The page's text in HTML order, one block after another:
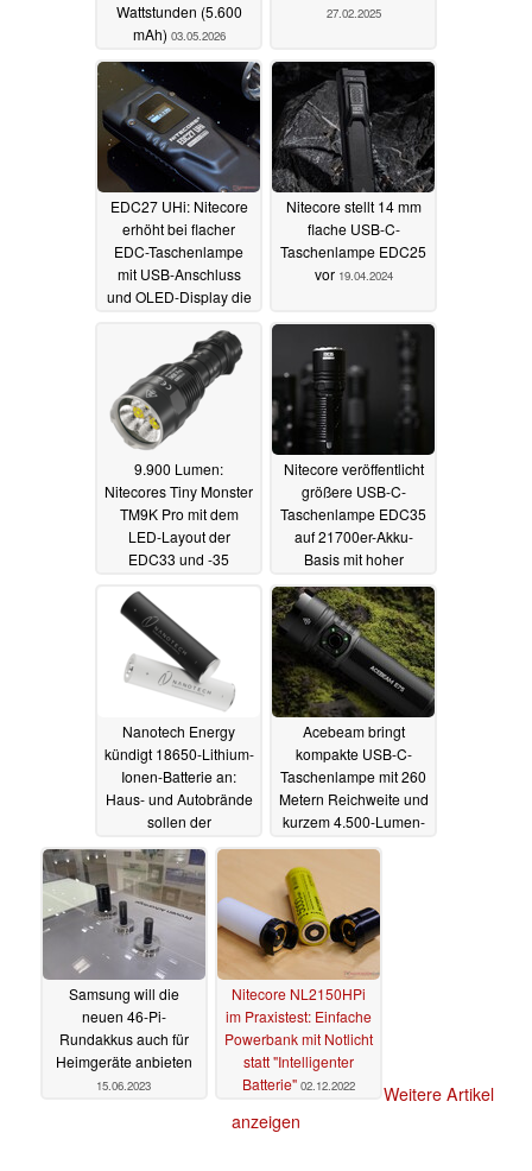
Wattstunden (5.600
mAh) 03.05.2026
27.02.2025
EDC27 UHi: Nitecore
erhöht bei flacher
EDC-Taschenlampe
mit USB-Anschluss
und OLED-Display die
Nitecore stellt 14 mm
flache USB-C-
Taschenlampe EDC25
vor 19.04.2024
9.900 Lumen:
Nitecores Tiny Monster
TM9K Pro mit dem
LED-Layout der
EDC33 und -35
Nitecore veröffentlicht
größere USB-C-
Taschenlampe EDC35
auf 21700er-Akku-
Basis mit hoher
Energiedichte23.01.2024
Nanotech Energy
kündigt 18650-Lithium-
Ionen-Batterie an:
Haus- und Autobrände
sollen der
Vergangenheit
angehören02.01.2024
Acebeam bringt
kompakte USB-C-
Taschenlampe mit 260
Metern Reichweite und
kurzem 4.500-Lumen-
Boost14.07.2023
Samsung will die
neuen 46-Pi-
Rundakkus auch für
Heimgeräte anbieten
15.06.2023
Nitecore NL2150HPi
im Praxistest: Einfache
Powerbank mit Notlicht
statt "Intelligenter
Batterie" 02.12.2022
Weitere Artikel
anzeigen